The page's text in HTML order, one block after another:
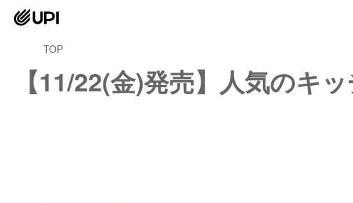
TOP
【11/22(金)発売】人気のキ